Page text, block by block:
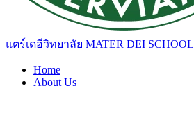
แตร์เดอีวิทยาลัย MATER DEI SCHOOL
Home
About Us